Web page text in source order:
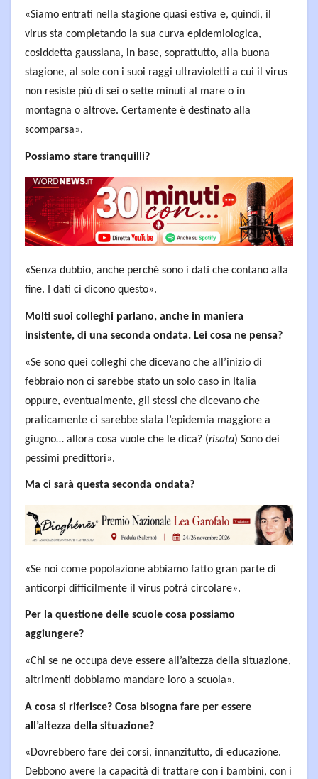
«Siamo entrati nella stagione quasi estiva e, quindi, il
virus sta completando la sua curva epidemiologica,
cosiddetta gaussiana, in base, soprattutto, alla buona
stagione, al sole con i suoi raggi ultravioletti a cui il virus
non resiste più di sei o sette minuti al mare o in
montagna o altrove. Certamente è destinato alla
scomparsa».
Possiamo stare tranquilli?
«Senza dubbio, anche perché sono i dati che contano alla
fine. I dati ci dicono questo».
Molti suoi colleghi parlano, anche in maniera
insistente, di una seconda ondata. Lei cosa ne pensa?
«Se sono quei colleghi che dicevano che all’inizio di
febbraio non ci sarebbe stato un solo caso in Italia
oppure, eventualmente, gli stessi che dicevano che
praticamente ci sarebbe stata l’epidemia maggiore a
giugno… allora cosa vuole che le dica? (risata) Sono dei
pessimi predittori».
Ma ci sarà questa seconda ondata?
«Se noi come popolazione abbiamo fatto gran parte di
anticorpi difficilmente il virus potrà circolare».
Per la questione delle scuole cosa possiamo
aggiungere?
«Chi se ne occupa deve essere all’altezza della situazione,
altrimenti dobbiamo mandare loro a scuola».
A cosa si riferisce? Cosa bisogna fare per essere
all’altezza della situazione?
«Dovrebbero fare dei corsi, innanzitutto, di educazione.
Debbono avere la capacità di trattare con i bambini, con i